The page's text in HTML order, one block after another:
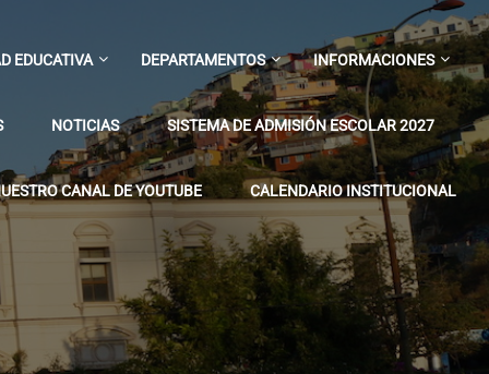
EDUCATIVA DEPARTAMENTOS INFORMACIONES
NOTICIAS SISTEMA DE ADMISIÓN ESCOLAR 2027
CANAL DE YOUTUBE CALENDARIO INSTITUCIONAL